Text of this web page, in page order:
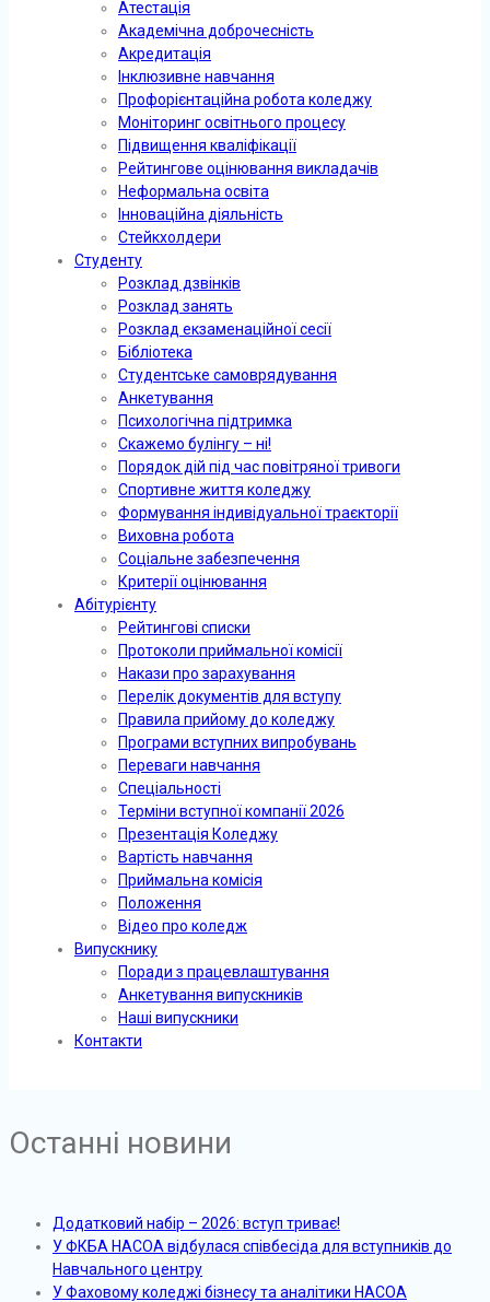
Атестація
Академічна доброчесність
Акредитація
Інклюзивне навчання
Профорієнтаційна робота коледжу
Моніторинг освітнього процесу
Підвищення кваліфікації
Рейтингове оцінювання викладачів
Неформальна освіта
Інноваційна діяльність
Стейкхолдери
Студенту
Розклад дзвінків
Розклад занять
Розклад екзаменаційної сесії
Бібліотека
Студентське самоврядування
Анкетування
Психологічна підтримка
Скажемо булінгу – ні!
Порядок дій під час повітряної тривоги
Спортивне життя коледжу
Формування індивідуальної траєкторії
Виховна робота
Соціальне забезпечення
Критерії оцінювання
Абітурієнту
Рейтингові списки
Протоколи приймальної комісії
Накази про зарахування
Перелік документів для вступу
Правила прийому до коледжу
Програми вступних випробувань
Переваги навчання
Спеціальності
Терміни вступної компанії 2026
Презентація Коледжу
Вартість навчання
Приймальна комісія
Положення
Відео про коледж
Випускнику
Поради з працевлаштування
Анкетування випускників
Наші випускники
Контакти
Останні новини
Додатковий набір – 2026: вступ триває!
У ФКБА НАСОА відбулася співбесіда для вступників до
Навчального центру
У Фаховому коледжі бізнесу та аналітики НАСОА